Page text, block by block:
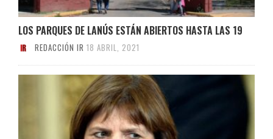
LOS PARQUES DE LANÚS ESTÁN ABIERTOS HASTA LAS 19
REDACCIÓN IR 18 ABRIL, 2021